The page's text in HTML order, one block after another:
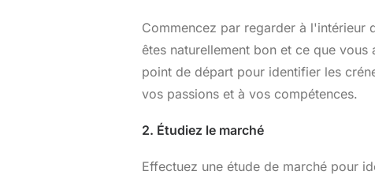
Commencez par regarder à
êtes naturellement bon et ce que
point de départ pour identifier les
vos passions et à vos compétences.
2. Étudiez le marché
Effectuez une étude de marché pour